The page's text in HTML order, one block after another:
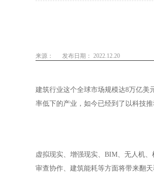
来源： 发布日期： 2022.12.20
建筑行业这个全球市场规模达8万亿美
率低下的产业，如今已经到了以科技推
虚拟现实、增强现实、 BIM、无人机、
审查协作、建筑能耗等方面将带来翻